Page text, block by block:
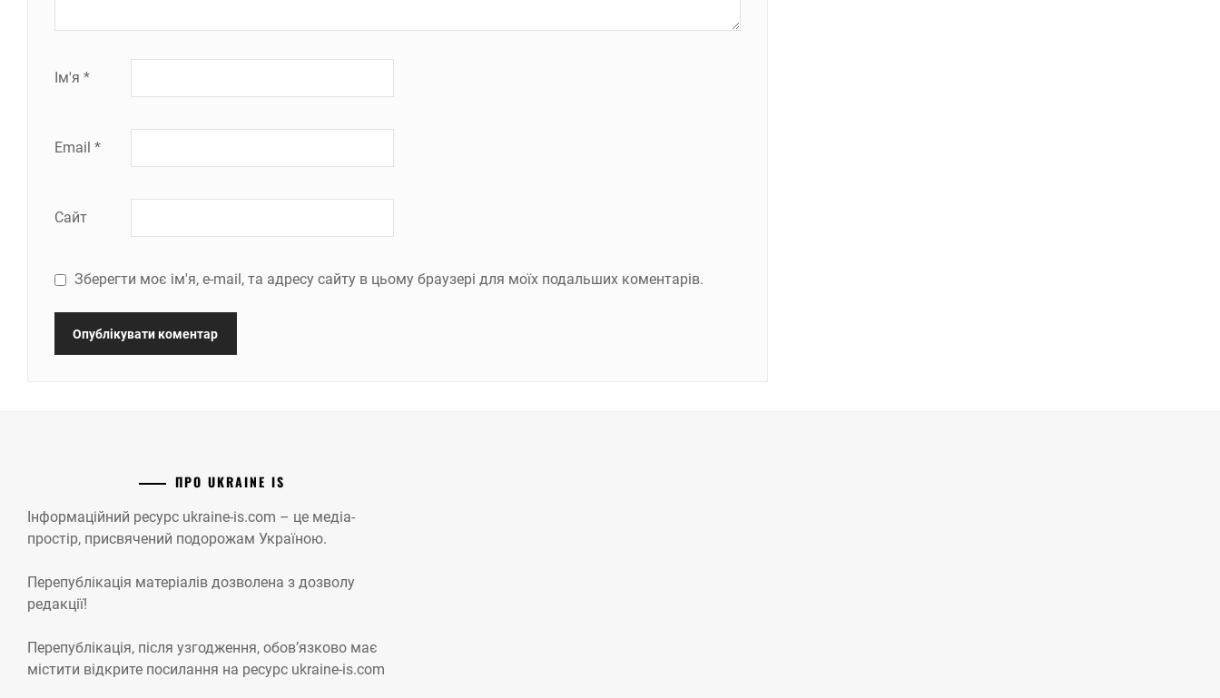
Ім'я *
Email *
Сайт
Зберегти моє ім'я, e-mail, та адресу сайту в цьому браузері для моїх подальших коментарів.
ПРО UKRAINE IS
Інформаційний ресурс ukraine-is.com – це медіа-
простір, присвячений подорожам Україною.
Перепублікація матеріалів дозволена з дозволу
редакції!
Перепублікація, після узгодження, обов’язково має
містити відкрите посилання на ресурс ukraine-is.com